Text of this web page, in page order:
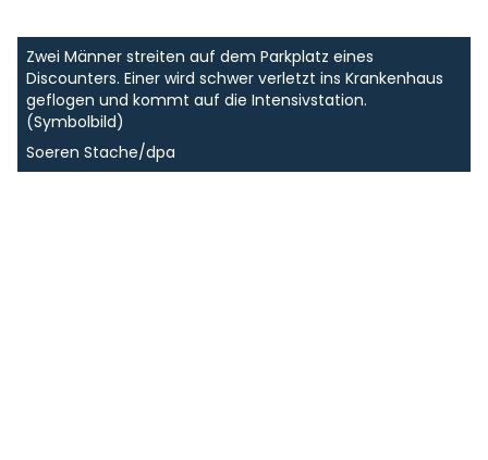
Zwei Männer streiten auf dem Parkplatz eines
Discounters. Einer wird schwer verletzt ins Krankenhaus
geflogen und kommt auf die Intensivstation.
(Symbolbild)
Soeren Stache/dpa